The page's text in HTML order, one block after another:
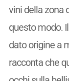
vini della zona
questo modo.
dato origine a
racconta che